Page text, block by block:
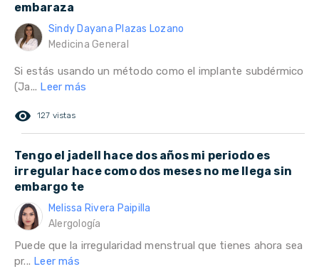
embaraza
Sindy Dayana Plazas Lozano
Medicina General
Si estás usando un método como el implante subdérmico
(Ja... Leer más
remove_red_eye 127 vistas
Tengo el jadell hace dos años mi periodo es
irregular hace como dos meses no me llega sin
embargo te
Melissa Rivera Paipilla
Alergología
Puede que la irregularidad menstrual que tienes ahora sea
pr... Leer más